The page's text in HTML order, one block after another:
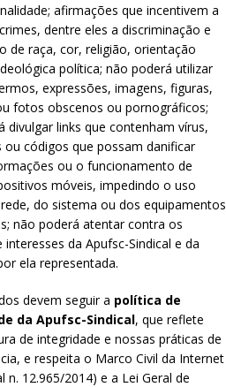
afirmações que incentivem a
dentre eles a discriminação e
de raça, cor, religião, orientação
política; não poderá utilizar
expressões, imagens, figuras,
fotos obscenos ou pornográficos;
divulgar links que contenham vírus,
ou códigos que possam danificar
ou o funcionamento de
móveis, impedindo o uso
do sistema ou dos equipamentos
não poderá atentar contra os
da Apufsc-Sindical e da
ela representada.
devem seguir a política de
da Apufsc-Sindical, que reflete
de integridade e nossas práticas de
e respeita o Marco Civil da Internet
n. 12.965/2014) e a Lei Geral de